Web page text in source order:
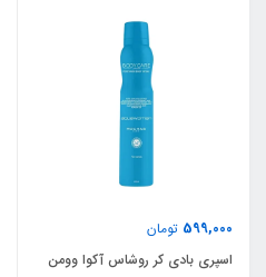
599,000 تومان
اسپری بادی کر روشاس آکوا وومن